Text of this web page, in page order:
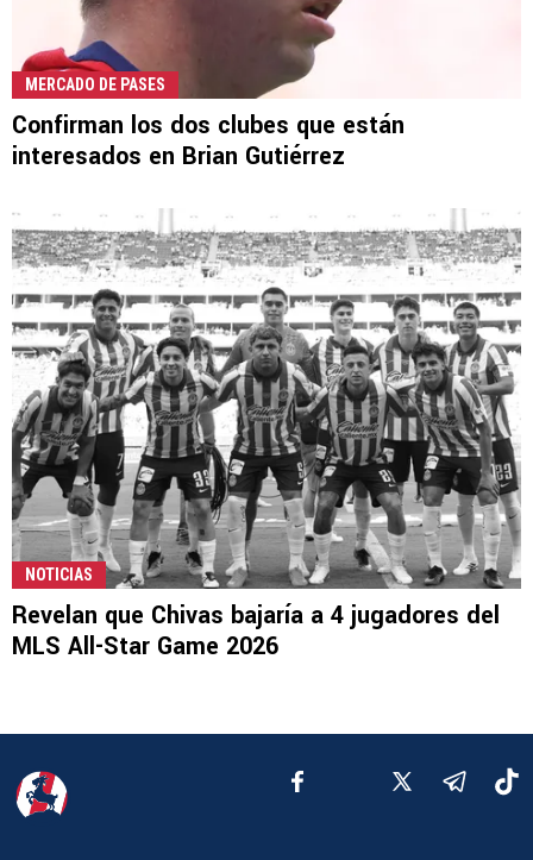
MERCADO DE PASES
Confirman los dos clubes que están
interesados en Brian Gutiérrez
NOTICIAS
Revelan que Chivas bajaría a 4 jugadores del
MLS All-Star Game 2026